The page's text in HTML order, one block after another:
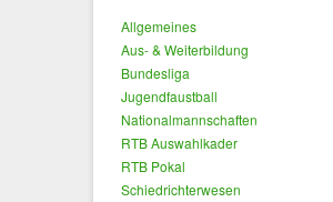
Allgemeines
Aus- & Weiterbildung
Bundesliga
Jugendfaustball
Nationalmannschaften
RTB Auswahlkader
RTB Pokal
Schiedrichterwesen